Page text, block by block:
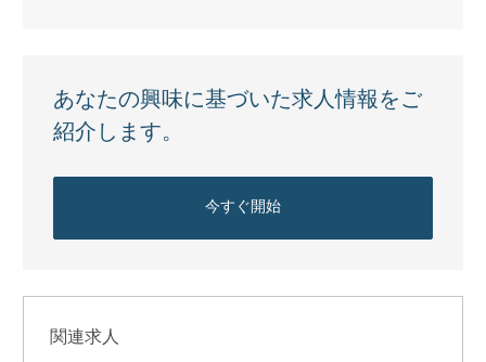
あなたの興味に基づいた求人情報をご
紹介します。
今すぐ開始
関連求人